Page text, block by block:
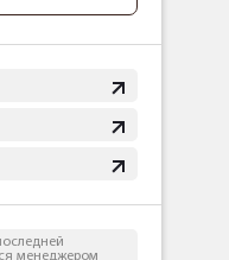
менеджером